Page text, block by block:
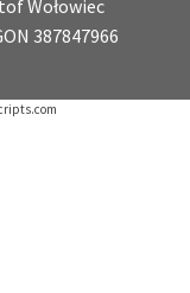
Wołowiec
387847966